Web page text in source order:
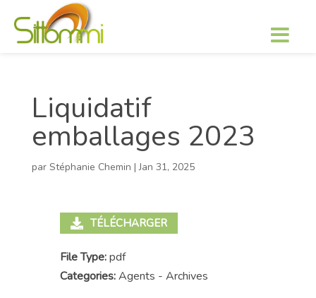
Liquidatif
emballages 2023
par Stéphanie Chemin |Jan 31, 2025
TÉLÉCHARGER
File Type:pdf
Categories:Agents - Archives